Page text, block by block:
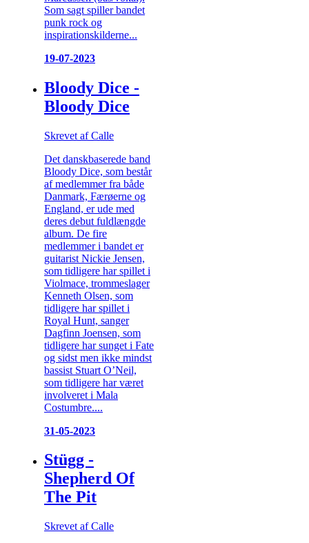
Som sagt spiller bandet
punk rock og
inspirationskilderne...
19-07-2023
Bloody Dice -
Bloody Dice
Skrevet af Calle
Det danskbaserede band
Bloody Dice, som består
af medlemmer fra både
Danmark, Færøerne og
England, er ude med
deres debut fuldlængde
album. De fire
medlemmer i bandet er
guitarist Nickie Jensen,
som tidligere har spillet i
Violmace, trommeslager
Kenneth Olsen, som
tidligere har spillet i
Royal Hunt, sanger
Dagfinn Joensen, som
tidligere har sunget i Fate
og sidst men ikke mindst
bassist Stuart O’Neil,
som tidligere har været
involveret i Mala
Costumbre....
31-05-2023
Stügg -
Shepherd Of
The Pit
Skrevet af Calle